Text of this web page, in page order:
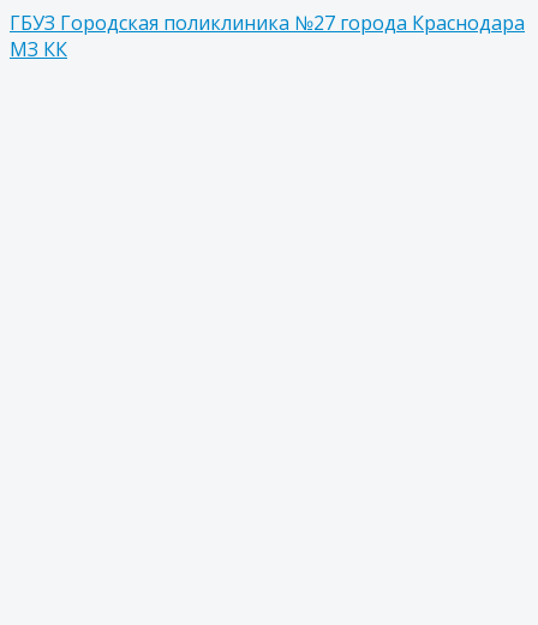
ГБУЗ Городская поликлиника №27 города Краснодара
МЗ КК